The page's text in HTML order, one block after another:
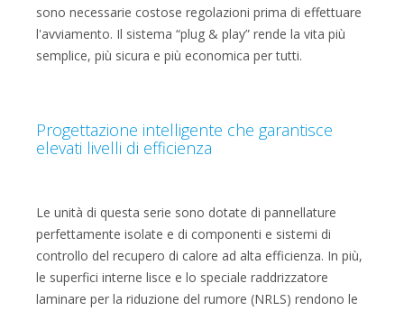
sono necessarie costose regolazioni prima di effettuare
l'avviamento. Il sistema “plug & play” rende la vita più
semplice, più sicura e più economica per tutti.
Progettazione intelligente che garantisce
elevati livelli di efficienza
Le unità di questa serie sono dotate di pannellature
perfettamente isolate e di componenti e sistemi di
controllo del recupero di calore ad alta efficienza. In più,
le superfici interne lisce e lo speciale raddrizzatore
laminare per la riduzione del rumore (NRLS) rendono le